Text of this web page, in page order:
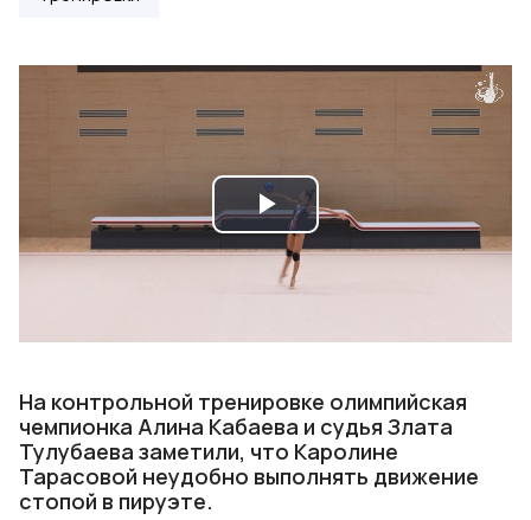
Play
Video
На контрольной тренировке олимпийская
чемпионка Алина Кабаева и судья Злата
Тулубаева заметили, что Каролине
Тарасовой неудобно выполнять движение
стопой в пируэте.